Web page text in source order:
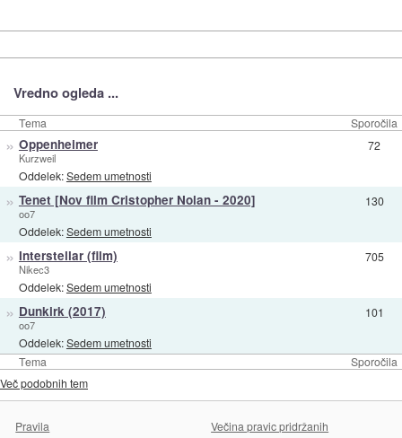
Vredno ogleda ...
Tema Sporočila
Tema Sporočila
» Oppenheimer
Kurzweil
Oddelek:Sedem umetnosti
72
» Tenet [Nov film Cristopher Nolan - 2020]
oo7
Oddelek:Sedem umetnosti
130
» Interstellar (film)
Nikec3
Oddelek:Sedem umetnosti
705
» Dunkirk (2017)
oo7
Oddelek:Sedem umetnosti
101
Več podobnih tem
Pravila Večina pravic pridržanih